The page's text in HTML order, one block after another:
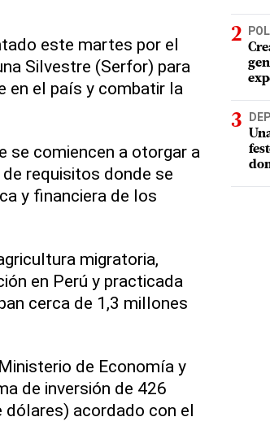
este martes por el
Silvestre (Serfor) para
en el país y combatir la
se comiencen a otorgar a
requisitos donde se
y financiera de los
migratoria,
en Perú y practicada
cerca de 1,3 millones
de Economía y
de inversión de 426
acordado con el